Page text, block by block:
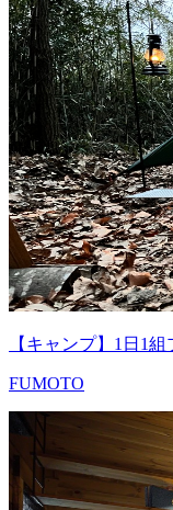
【キャンプ】1日1
FUMOTO